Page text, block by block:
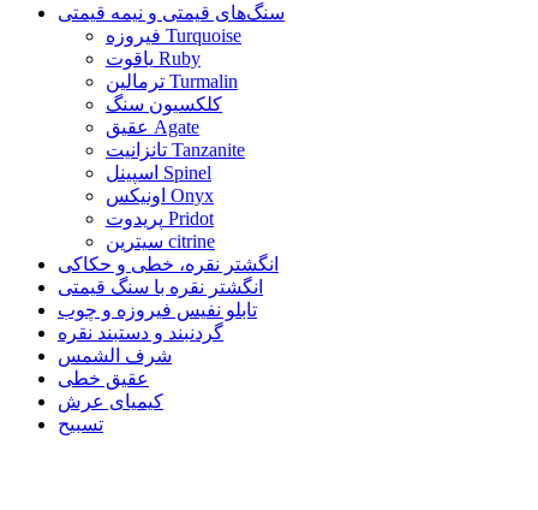
سنگ‌های قیمتی و نیمه قیمتی
فیروزه Turquoise
یاقوت Ruby
ترمالین Turmalin
کلکسیون سنگ
عقیق Agate
تانزانیت Tanzanite
اسپینل Spinel
اونیکس Onyx
پریدوت Pridot
سیترین citrine
انگشتر نقره، خطی و حکاکی
انگشتر نقره با سنگ قیمتی
تابلو نفیس فیروزه و چوب
گردنبند و دستبند نقره
شرف الشمس
عقیق خطی
کیمیای عرش
تسبیح